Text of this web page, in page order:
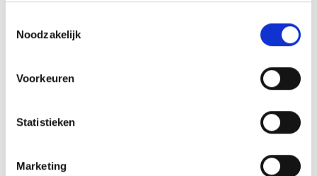
Informatie verzamelen over uw geografische locatie,
Uw apparaat identificeren door het actief te scannen
op specifieke eigenschappen (fingerprinting)
verwerkt en stel uw voorkeuren in het
detailgedeelte in.
Noodzakelijk
Voorkeuren
Statistieken
Marketing